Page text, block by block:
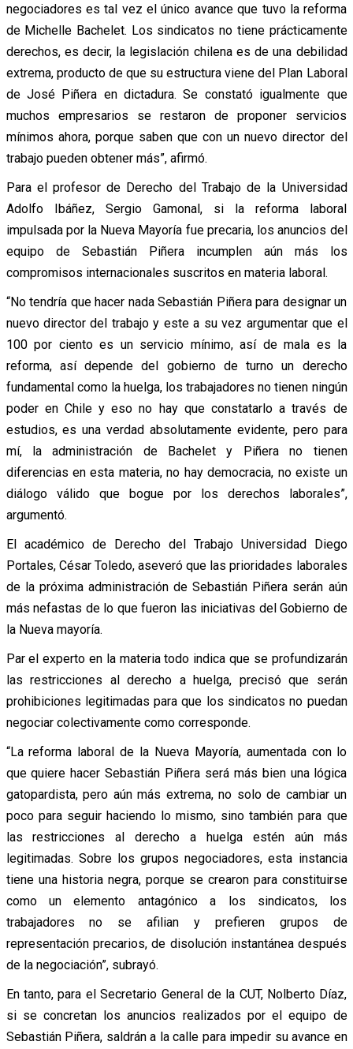
negociadores es tal vez el único avance que tuvo la reforma
de Michelle Bachelet. Los sindicatos no tiene prácticamente
derechos, es decir, la legislación chilena es de una debilidad
extrema, producto de que su estructura viene del Plan Laboral
de José Piñera en dictadura. Se constató igualmente que
muchos empresarios se restaron de proponer servicios
mínimos ahora, porque saben que con un nuevo director del
trabajo pueden obtener más”, afirmó.
Para el profesor de Derecho del Trabajo de la Universidad
Adolfo Ibáñez, Sergio Gamonal, si la reforma laboral
impulsada por la Nueva Mayoría fue precaria, los anuncios del
equipo de Sebastián Piñera incumplen aún más los
compromisos internacionales suscritos en materia laboral.
“No tendría que hacer nada Sebastián Piñera para designar un
nuevo director del trabajo y este a su vez argumentar que el
100 por ciento es un servicio mínimo, así de mala es la
reforma, así depende del gobierno de turno un derecho
fundamental como la huelga, los trabajadores no tienen ningún
poder en Chile y eso no hay que constatarlo a través de
estudios, es una verdad absolutamente evidente, pero para
mí, la administración de Bachelet y Piñera no tienen
diferencias en esta materia, no hay democracia, no existe un
diálogo válido que bogue por los derechos laborales”,
argumentó.
El académico de Derecho del Trabajo Universidad Diego
Portales, César Toledo, aseveró que las prioridades laborales
de la próxima administración de Sebastián Piñera serán aún
más nefastas de lo que fueron las iniciativas del Gobierno de
la Nueva mayoría.
Par el experto en la materia todo indica que se profundizarán
las restricciones al derecho a huelga, precisó que serán
prohibiciones legitimadas para que los sindicatos no puedan
negociar colectivamente como corresponde.
“La reforma laboral de la Nueva Mayoría, aumentada con lo
que quiere hacer Sebastián Piñera será más bien una lógica
gatopardista, pero aún más extrema, no solo de cambiar un
poco para seguir haciendo lo mismo, sino también para que
las restricciones al derecho a huelga estén aún más
legitimadas. Sobre los grupos negociadores, esta instancia
tiene una historia negra, porque se crearon para constituirse
como un elemento antagónico a los sindicatos, los
trabajadores no se afilian y prefieren grupos de
representación precarios, de disolución instantánea después
de la negociación”, subrayó.
En tanto, para el Secretario General de la CUT, Nolberto Díaz,
si se concretan los anuncios realizados por el equipo de
Sebastián Piñera, saldrán a la calle para impedir su avance en